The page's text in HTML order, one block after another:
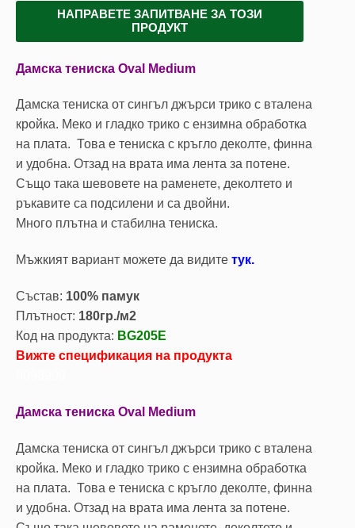
НАПРАВЕТЕ ЗАПИТВАНЕ ЗА ТОЗИ
ПРОДУКТ
Дамска тениска Oval Medium
Дамска тениска от сингъл джърси трико с вталена
кройка. Меко и гладко трико с ензимна обработка
на плата. Това е тениска с кръгло деколте, финна
и удобна. Отзад на врата има лента за потене.
Също така шевовете на раменете, деколтето и
ръкавите са подсилени и са двойни.
Много плътна и стабилна тениска.
Mъжкият вариант можете да видите тук.
Състав: 100% памук
Плътност: 180гр./м2
Код на продукта: BG205E
Вижте спецификация на продукта
Дамска тениска Oval Medium
Дамска тениска от сингъл джърси трико с вталена
кройка. Меко и гладко трико с ензимна обработка
на плата. Това е тениска с кръгло деколте, финна
и удобна. Отзад на врата има лента за потене.